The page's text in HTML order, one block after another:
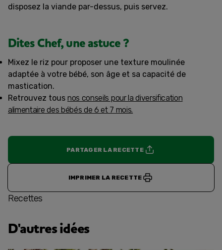
disposez la viande par-dessus, puis servez.
Dites Chef, une astuce ?
Mixez le riz pour proposer une texture moulinée
adaptée à votre bébé, son âge et sa capacité de
mastication.
Retrouvez tous nos conseils pour la diversification
alimentaire des bébés de 6 et 7 mois.
PARTAGER LA RECETTE
IMPRIMER LA RECETTE
Recettes
D'autres idées